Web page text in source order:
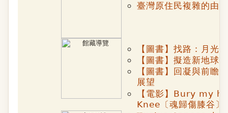
臺灣原住民複雜的由
【圖書】找路：月光
【圖書】擬造新地球
【圖書】回凝與前瞻
展望
【電影】Bury my
Knee〔魂歸傷膝谷〕